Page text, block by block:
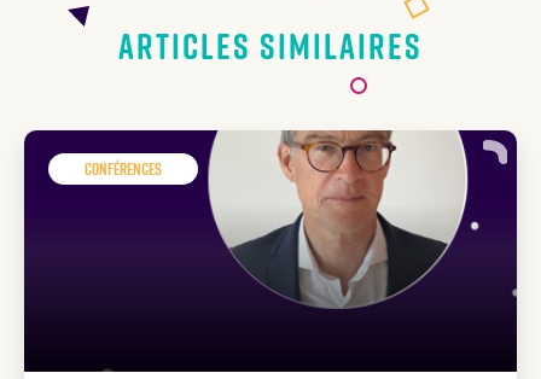
Articles similaires
Conférences